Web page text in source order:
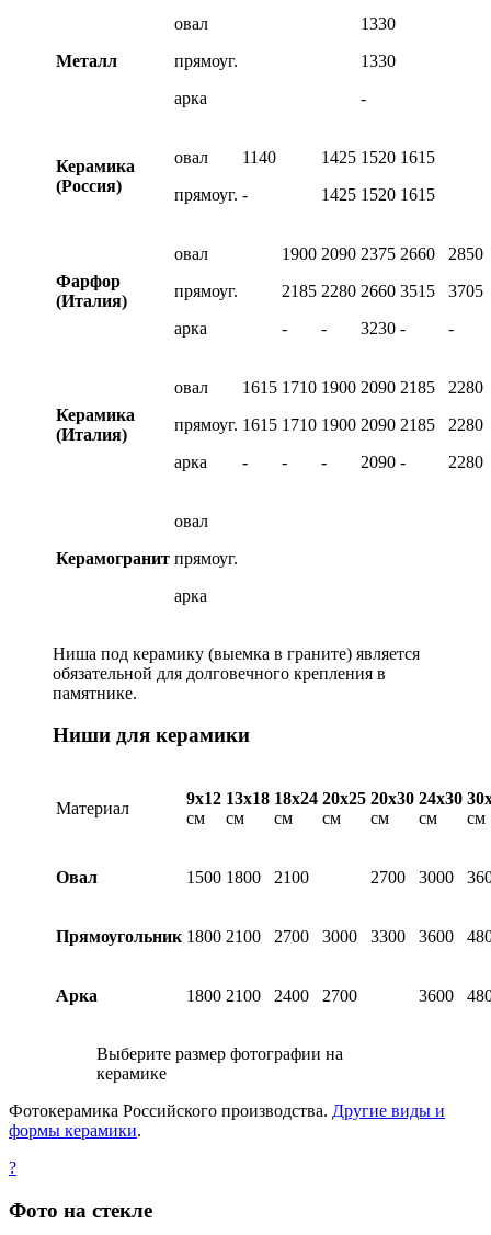
Металл
овал
прямоуг.
арка
1330
1330
-
Керамика
(Россия)
овал
прямоуг.
1140
-
1425
1425
1520
1520
1615
1615
Фарфор
(Италия)
овал
прямоуг.
арка
1900
2185
-
2090
2280
-
2375
2660
3230
2660
3515
-
2850
3705
-
Керамика
(Италия)
овал
прямоуг.
арка
1615
1615
-
1710
1710
-
1900
1900
-
2090
2090
2090
2185
2185
-
2280
2280
2280
Керамогранит
овал
прямоуг.
арка
Ниша под керамику (выемка в граните) является
обязательной для долговечного крепления в
памятнике.
Ниши для керамики
Материал
9х12
см
13х18
см
18х24
см
20х25
см
20х30
см
24х30
см
см
Овал 1500 1800 2100 2700 3000
Прямоугольник 1800 2100 2700 3000 3300 3600
Арка 1800 2100 2400 2700 3600
Выберите размер фотографии на
керамике
Фотокерамика Российского производства. Другие виды и
формы керамики.
?
Фото на стекле